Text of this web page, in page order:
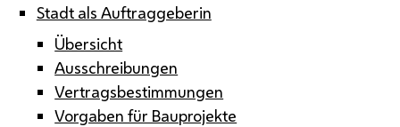
Stadt als Auftraggeberin
Übersicht
Ausschreibungen
Vertragsbestimmungen
Vorgaben für Bauprojekte